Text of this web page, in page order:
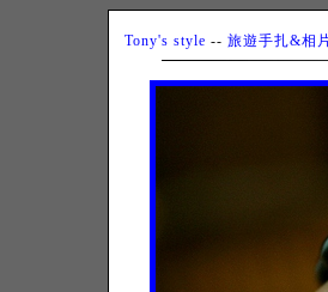
Tony's style -- 旅遊手扎&相